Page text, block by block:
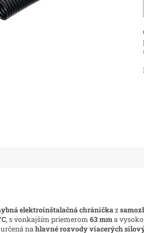
elektroinštalačná chráničkaz
, s vonkajším priemerom 63 mma
určená nahlavné rozvody viacerých